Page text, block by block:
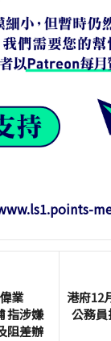
業
指涉嫌
阻差辦
港府12
公務